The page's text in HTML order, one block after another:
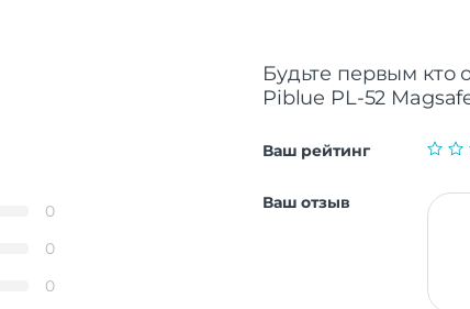
0
0
0
Будьте первым кто
Piblue PL-52
Ваш рейтинг
Ваш отзыв